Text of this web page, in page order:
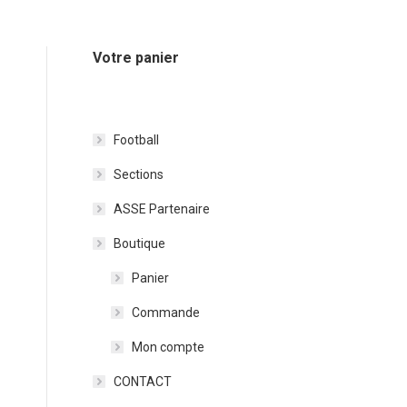
Votre panier
Football
Sections
ASSE Partenaire
Boutique
Panier
Commande
Mon compte
CONTACT